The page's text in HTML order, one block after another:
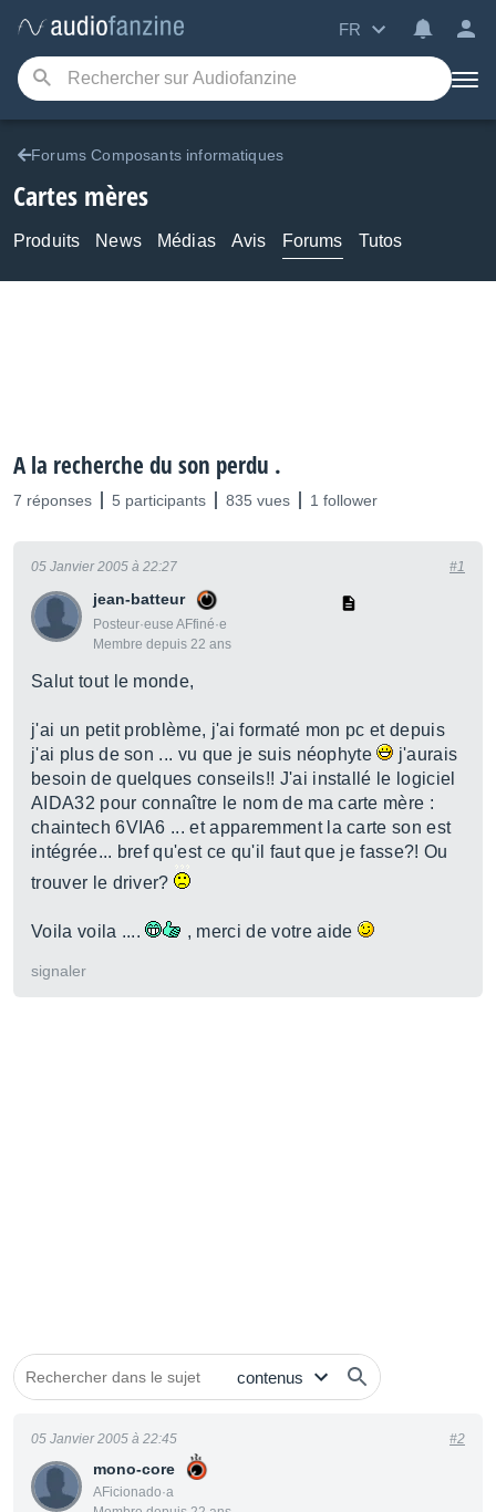
FR
Forums Composants informatiques
Cartes mères
Produits News Médias Avis Forums Tutos
A la recherche du son perdu .
7 réponses 5 participants 835 vues 1 follower
jean-batteur
Posteur·euse AFfiné·e
Membre depuis 22 ans
05 Janvier 2005 à 22:27 #1
Salut tout le monde,
j'ai un petit problème, j'ai formaté mon pc et depuis
j'ai plus de son ... vu que je suis néophyte
j'aurais
besoin de quelques conseils!! J'ai installé le logiciel
AIDA32 pour connaître le nom de ma carte mère :
chaintech 6VIA6 ... et apparemment la carte son est
intégrée... bref qu'est ce qu'il faut que je fasse?! Ou
trouver le driver?
Voila voila .... , merci de votre aide
signaler
mono-core
AFicionado·a
05 Janvier 2005 à 22:45 #2